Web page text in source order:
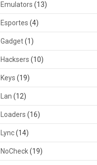
Emulators (13)
Esportes (4)
Gadget(1)
Hacksers (10)
Keys (19)
Lan (12)
Loaders (16)
Lync(14)
NoCheck(19)